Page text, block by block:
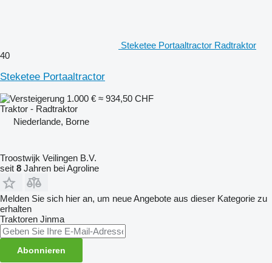
Steketee Portaaltractor Radtraktor
40
Steketee Portaaltractor
1.000 € ≈ 934,50 CHF
Traktor - Radtraktor
Niederlande, Borne
Troostwijk Veilingen B.V.
seit 8 Jahren bei Agroline
Melden Sie sich hier an, um neue Angebote aus dieser Kategorie zu
erhalten
Traktoren Jinma
Abonnieren